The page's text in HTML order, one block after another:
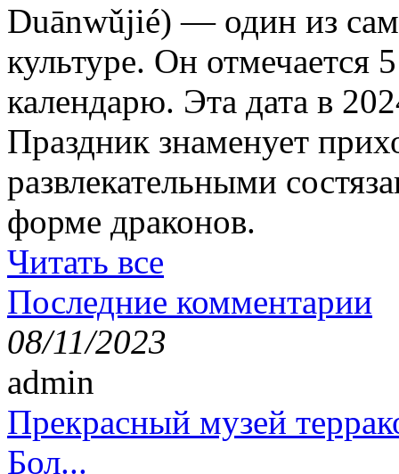
Duānwǔjié) — один из
культуре. Он отмечается
календарю. Эта дата в
Праздник знаменует
развлекательными
форме драконов.
Читать все
Последние комментарии
08/11/2023
admin
Прекрасный музей
Бол...